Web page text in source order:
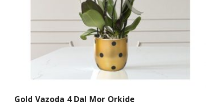
Gold Vazoda 4 Dal Mor Orkide